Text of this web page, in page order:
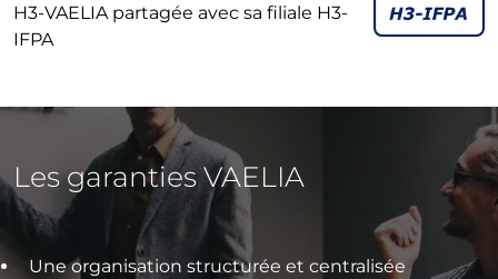
H3-VAELIA partagée avec sa filiale H3-
IFPA
Les garanties VAELIA
Une organisation structurée et centralisée